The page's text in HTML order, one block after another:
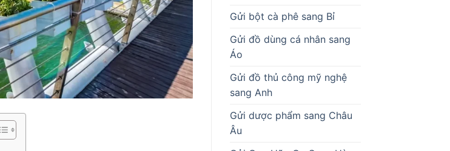
Gửi bột cà phê sang Bỉ
Gửi đồ dùng cá nhân sang
Áo
Gửi đồ thủ công mỹ nghệ
sang Anh
Gửi dược phẩm sang Châu
Âu